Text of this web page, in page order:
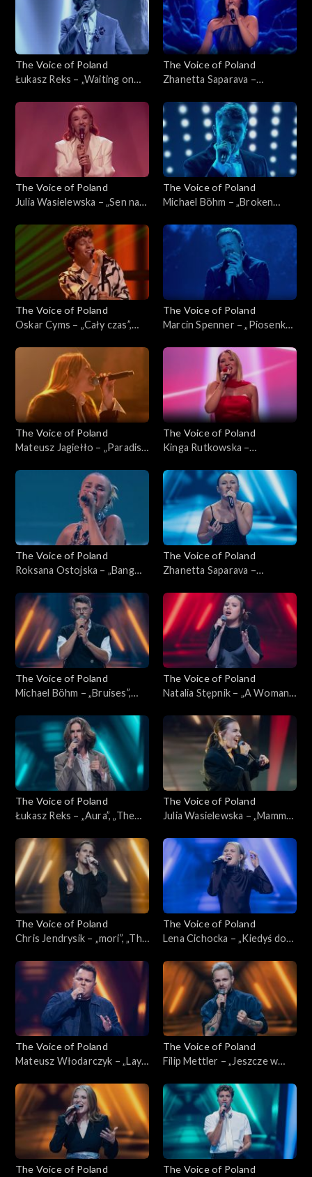
The Voice of Poland
Łukasz Reks – „Waiting on
Voice of Poland”, Live 1, 8
listopada 2025
The Voice of Poland
Zhanetta Saparava –
Poland”, Live 1, 8 listopada
2025
The Voice of Poland
Julia Wasielewska – „Sen na
Poland”, Live 1, 8 listopada
2025
The Voice of Poland
Michael Böhm – „Broken
Poland”, Live 1, 8 listopada
The Voice of Poland
Oskar Cyms – „Cały czas”,
8 listopada 2025
The Voice of Poland
Marcin Spenner – „Piosenka
Poland”, Live 1, 8 listopada
The Voice of Poland
Mateusz Jagiełło – „Paradise
Live 1, 8 listopada 2025
The Voice of Poland
Kinga Rutkowska –
„The Voice of Poland”, Live 1,
8 listopada 2025
The Voice of Poland
Roksana Ostojska – „Bang
Live 1, 8 listopada 2025
The Voice of Poland
Zhanetta Saparava –
Voice of Poland”, Nokaut, 1
listopada 2025
The Voice of Poland
Michael Böhm – „Bruises”,
Nokaut, 1 listopada 2025
The Voice of Poland
Natalia Stępnik – „A Woman's
Poland”, Nokaut, 1 listopada
2025
The Voice of Poland
Łukasz Reks – „Aura”, „The
listopada 2025
The Voice of Poland
Julia Wasielewska – „Mamma
Poland”, Nokaut, 1 listopada
2025
The Voice of Poland
Chris Jendrysik – „mori”, „The
listopada 2025
The Voice of Poland
Lena Cichocka – „Kiedyś do
Poland”, Nokaut, 1 listopada
2025
The Voice of Poland
Mateusz Włodarczyk – „Lay
Poland”, Nokaut, 1 listopada
2025
The Voice of Poland
Filip Mettler – „Jeszcze w
Poland”, Nokaut, 1 listopada
2025
The Voice of Poland
The Voice of Poland